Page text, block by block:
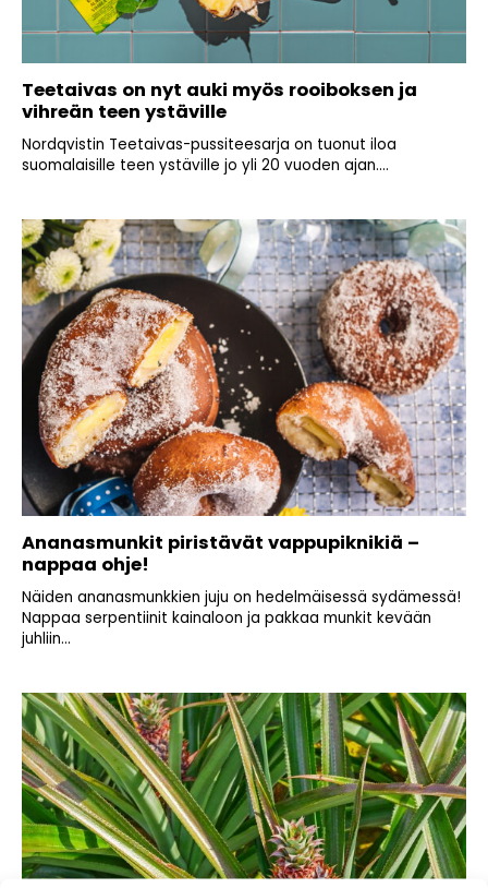
Teetaivas on nyt auki myös rooiboksen ja
vihreän teen ystäville
Nordqvistin Teetaivas-pussiteesarja on tuonut iloa
suomalaisille teen ystäville jo yli 20 vuoden ajan....
Ananasmunkit piristävät vappupiknikiä –
nappaa ohje!
Näiden ananasmunkkien juju on hedelmäisessä sydämessä!
Nappaa serpentiinit kainaloon ja pakkaa munkit kevään
juhliin...